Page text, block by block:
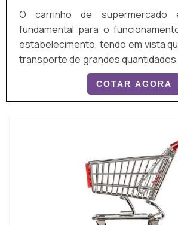
O carrinho de supermercado
fundamental para o
estabelecimento, tendo em vista
transporte de grandes
usuário permaneça na loja, o
consumo. O carrinho para
utilizado em: Redes atacadistas;
DIVERSOS MODELOSÉ possível
COTAR AGORA